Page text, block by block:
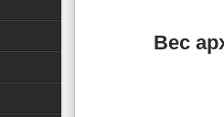
Вес